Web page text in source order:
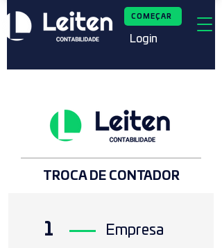
COMEÇAR
Login
TROCA DE CONTADOR
1 Empresa